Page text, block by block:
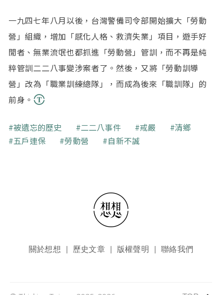
一九四七年八月以後，台灣警備司令部開始擴大「勞動
營」組織，增加「感化人格、救濟失業」項目，遊手好
閒者、無業流氓也都抓進「勞動營」管訓，而不再是純
粹管訓二二八事變涉案者了。然後，又將「勞動訓導
營」改為「職業訓練總隊」，而成為後來「職訓隊」的
前身。
關鍵字
被遺忘的歷史 二二八事件 戒嚴
清鄉
五戶連保
勞動營 自新不誠
頁尾選單關於想想 歷史文章 版權聲明 聯絡我們